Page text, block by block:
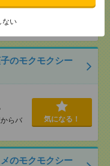
ない
動場
のモクモクシー
らバ
気になる！
のモクモクシー